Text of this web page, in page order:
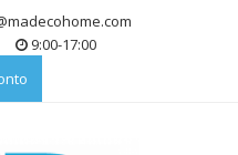
9:00-17:00